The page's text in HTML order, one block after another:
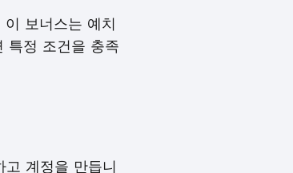
보너스는 예치
특정 조건을 충족
계정을 만듭니